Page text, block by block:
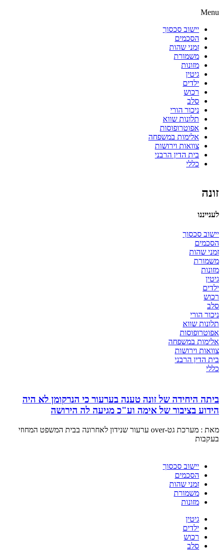
Menu
יישוב סכסוך
הסכמים
זמני שהות
משמורת
מזונות
גיטין
ילדים
רכוש
סלב
ניכור הורי
תלונות שווא
אפוטרופוסות
אלימות במשפחה
צוואות וירושות
בית הדין הרבני
כללי
זונה
לענייננו
יישוב סכסוך
הסכמים
זמני שהות
משמורת
מזונות
גיטין
ילדים
רכוש
סלב
ניכור הורי
תלונות שווא
אפוטרופוסות
אלימות במשפחה
צוואות וירושות
בית הדין הרבני
כללי
ביתה היחידה של זונה טענה בערעור כי הנרקומן לא היה
הידוע בציבור של אימה וע"כ מגיעה לה הירושה
מאת : מערכת גט-over ערעור שנידון לאחרונה בבית המשפט המחוזי
בעקבות
יישוב סכסוך
הסכמים
זמני שהות
משמורת
מזונות
גיטין
ילדים
רכוש
סלב